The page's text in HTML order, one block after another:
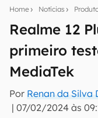
Home Notícias
Realme 12
primeiro
MediaTek
Por Renan da Silva
| 07/02/2024 às
notícias e
mão.
E-mail